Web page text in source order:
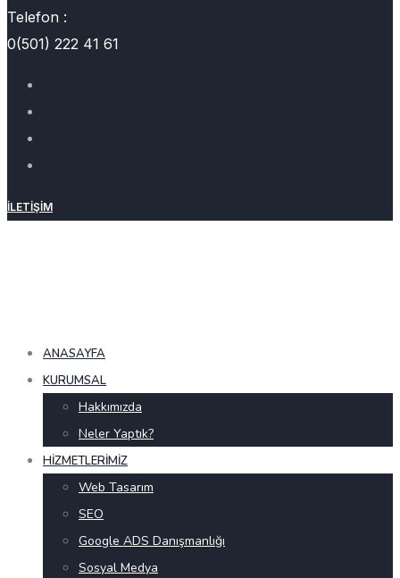
Telefon :
0(501) 222 41 61
İLETIŞIM
ANASAYFA
KURUMSAL
Hakkımızda
Neler Yaptık?
HIZMETLERIMIZ
Web Tasarım
SEO
Google ADS Danışmanlığı
Sosyal Medya